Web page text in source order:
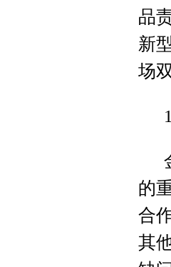
品
新
场
的
合
其